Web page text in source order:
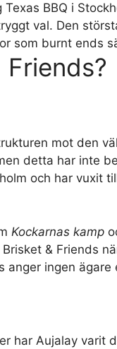
BBQ i
val. Den
som burnt ends
mot den
detta har inte
och har vuxit
Kockarnas kamp
& Friends
anger ingen ägare
har Aujalay varit